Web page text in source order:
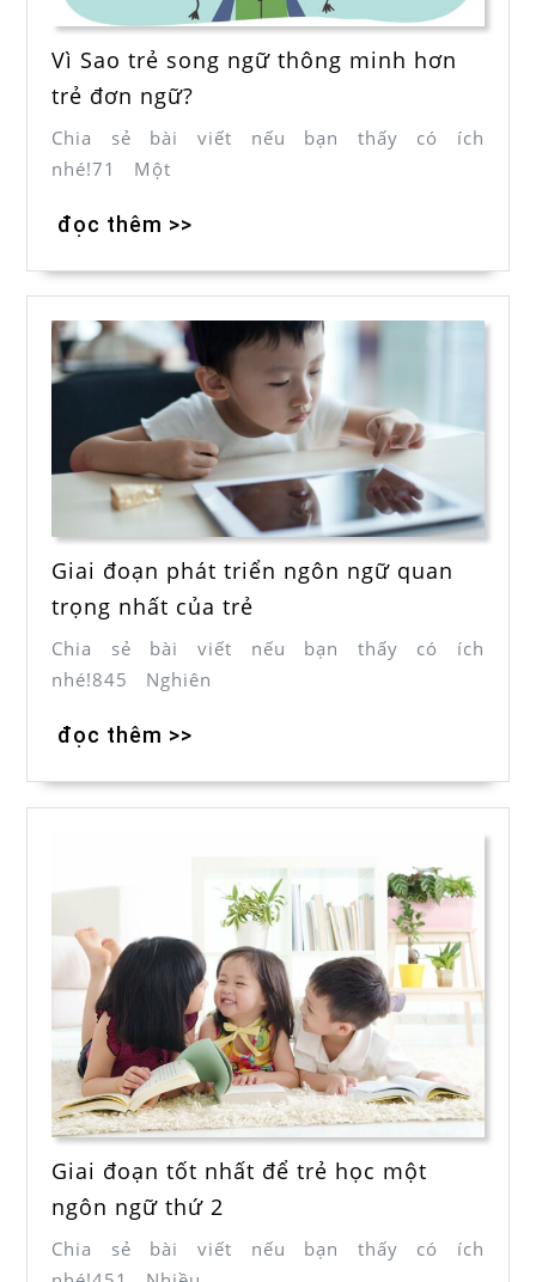
Vì Sao trẻ song ngữ thông minh hơn
trẻ đơn ngữ ?
Chia sẻ bài viết nếu bạn thấy có ích
nhé!71 Một
đọc thêm >>
Giai đoạn phát triển ngôn ngữ quan
trọng nhất của trẻ
Chia sẻ bài viết nếu bạn thấy có ích
nhé!845 Nghiên
đọc thêm >>
Giai đoạn tốt nhất để trẻ học một
ngôn ngữ thứ 2
Chia sẻ bài viết nếu bạn thấy có ích